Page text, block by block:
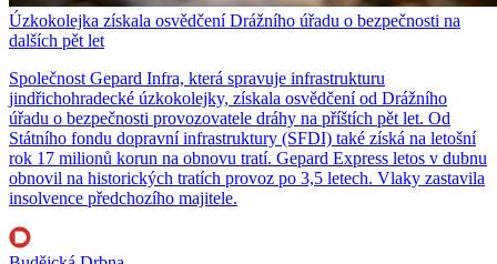
Úzkokolejka získala osvědčení Drážního úřadu o bezpečnosti na
dalších pět let
Společnost Gepard Infra, která spravuje infrastrukturu
jindřichohradecké úzkokolejky, získala osvědčení od Drážního
úřadu o bezpečnosti provozovatele dráhy na příštích pět let. Od
Státního fondu dopravní infrastruktury (SFDI) také získá na letošní
rok 17 milionů korun na obnovu tratí. Gepard Express letos v dubnu
obnovil na historických tratích provoz po 3,5 letech. Vlaky zastavila
insolvence předchozího majitele.